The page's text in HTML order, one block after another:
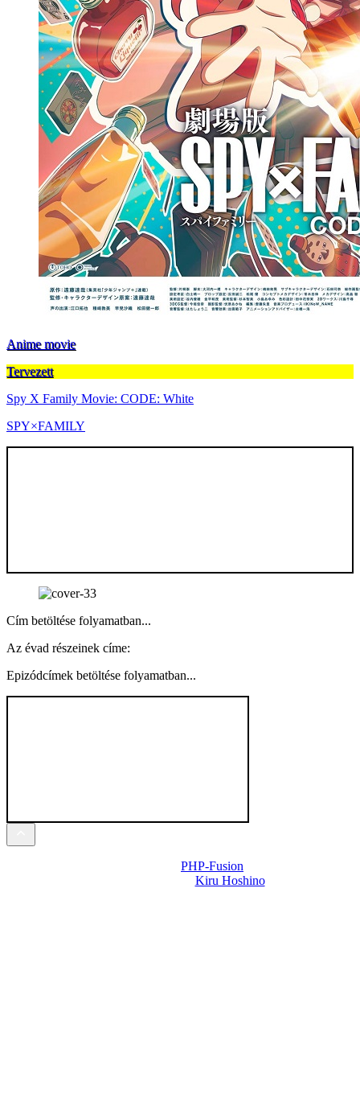
Anime movie
Tervezett
Spy X Family Movie: CODE: White
SPY×FAMILY
Cím betöltése folyamatban...
Az évad részeinek címe:
Epizódcímek betöltése folyamatban...
PHP-Fusion
Kiru Hoshino